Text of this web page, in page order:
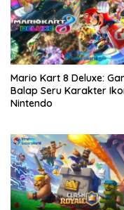
Mario Kart 8 Deluxe:
Balap Seru Karakter
Nintendo